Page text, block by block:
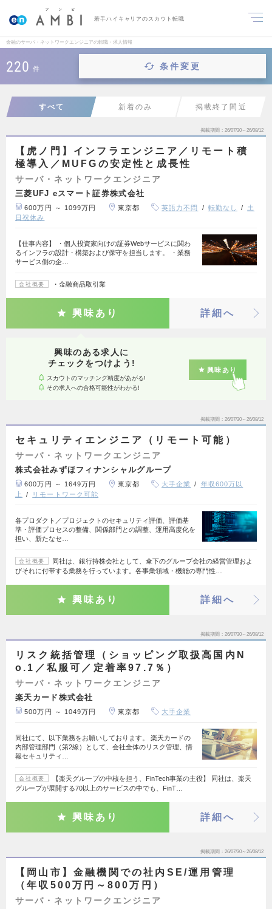
若手ハイキャリアのスカウト転職
金融のサーバ・ネットワークエンジニアの転職・求人情報
220 件 条件変更
すべて 新着のみ 掲載終了間近
掲載期間 26/07/30～26/08/12
【虎ノ門】インフラエンジニア／リモート積
極導入／MUFGの安定性と成長性
サーバ・ネットワークエンジニア
三菱UFJ eスマート証券株式会社
600万円 ～ 1099万円 東京都 英語力不問 転勤なし
土
日祝休み
【仕事内容】 ・個人投資家向けの証券Webサービスに関わ
るインフラの設計・構築および保守を担当します。 ・業務
サービス側の企…
会社概要 ・金融商品取引業
興味あり 詳細へ
興味のある求人に
チェックをつけよう!
スカウトのマッチング精度があがる!
その求人への合格可能性がわかる!
興味あり
掲載期間 26/07/30～26/08/12
セキュリティエンジニア（リモート可能）
サーバ・ネットワークエンジニア
株式会社みずほフィナンシャルグループ
600万円 ～ 1649万円 東京都 大手企業
年収600万以
上
リモートワーク可能
各プロダクト／プロジェクトのセキュリティ評価、評価基
準・評価プロセスの整備、関係部門との調整、運用高度化を
担い、新たなセ…
会社概要
同社は、銀行持株会社として、傘下のグループ会社の経営管理およ
びそれに付帯する業務を行っています。各事業領域・機能の専門性…
興味あり 詳細へ
掲載期間 26/07/30～26/08/12
リスク統括管理（ショッピング取扱高国内N
o.1／私服可／定着率97.7％）
サーバ・ネットワークエンジニア
楽天カード株式会社
500万円 ～ 1049万円 東京都 大手企業
同社にて、以下業務をお願いしております。 楽天カードの
内部管理部門（第2線）として、会社全体のリスク管理、情
報セキュリティ…
会社概要
【楽天グループの中核を担う、FinTech事業の主役】 同社は、楽天
グループが展開する70以上のサービスの中でも、FinT…
興味あり 詳細へ
掲載期間 26/07/30～26/08/12
【岡山市】金融機関での社内SE/運用管理
（年収500万円～800万円）
サーバ・ネットワークエンジニア